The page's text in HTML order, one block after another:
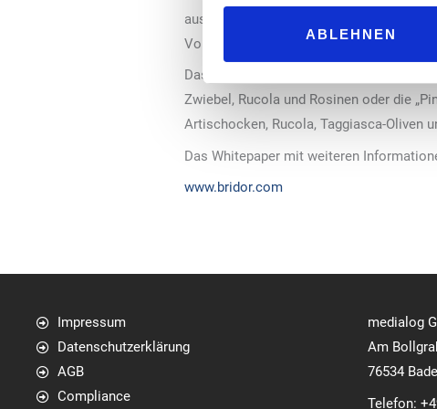
ABLEHNEN
aus. Sie basieren auf einem
Vorteig (Biga-Teig).
Das Whitepaper enthält zudem
Zwiebel, Rucola und Rosinen oder die
Artischocken, Rucola, Taggiasca-Oliven
Das Whitepaper mit weiteren
www.bridor.com
Impressum
Datenschutzerklärung
AGB
Compliance
medialog
Am
76534
Telefon: